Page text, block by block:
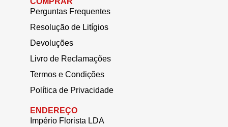
Perguntas Frequentes
Resolução de Litígios
Devoluções
Livro de Reclamações
Termos e Condições
Política de Privacidade
ENDEREÇO
Império Florista LDA